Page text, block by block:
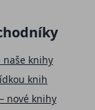
naše knihy
knih
nové knihy